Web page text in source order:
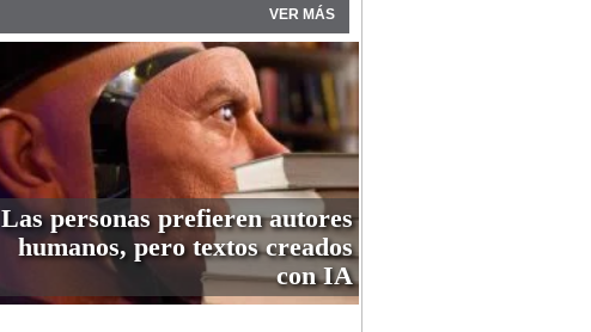
VER MÁS
Las personas prefieren autores
humanos, pero textos creados
con IA